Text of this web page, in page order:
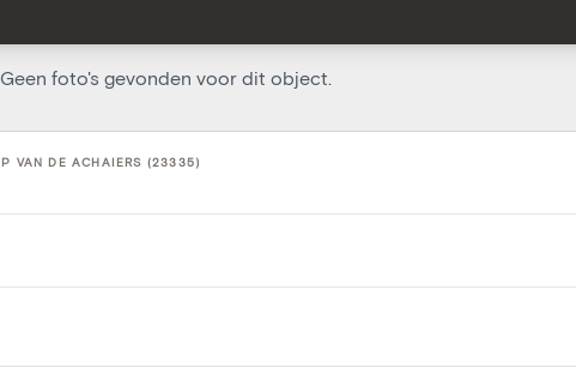
Geen foto's gevonden voor dit object.
VAN DE ACHAIERS (23335)